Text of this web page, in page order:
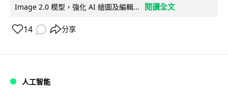
Image 2.0 模型，強化 AI 繪圖及編輯...
閱讀全文
14 分享
人工智能